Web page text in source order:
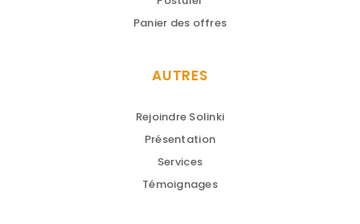
Panier des offres
AUTRES
Rejoindre Solinki
Présentation
Services
Témoignages